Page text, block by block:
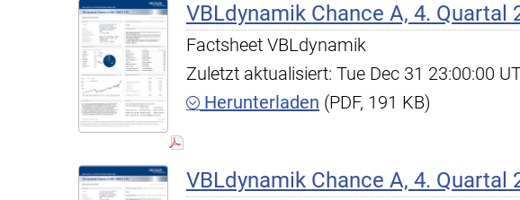
VBLdynamik Chance A, 4. Quartal
Factsheet VBLdynamik
Zuletzt aktualisiert: Tue Dec 31 23:00:00
Herunterladen (PDF, 191 KB)
VBLdynamik Chance A, 4. Quartal